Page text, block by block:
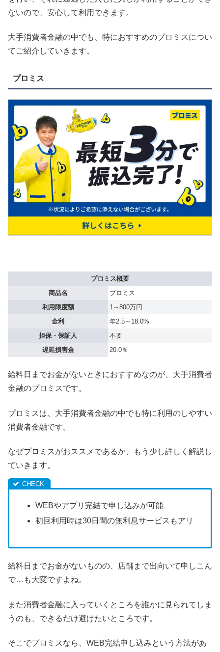
ないので、安心して利用できます。
大手消費者金融の中でも、特におすすめのプロミスについ
てご紹介していきます。
プロミス
プロミス概要
商品名
プロミス
利用限度額
1～800万円
金利
年2.5～18.0%
担保・保証人
不要
遅延損害金
20.0％
給料日までお金がないときにおすすめなのが、大手消費者
金融のプロミスです。
プロミスは、大手消費者金融の中でも特に利用のしやすい
消費者金融です。
なぜプロミスがおススメであるか、もう少し詳しく解説し
ていきます。
WEBやアプリ完結で申し込みが可能
初回利用時は30日間の無利息サービスもアリ
給料日までお金がないものの、店舗まで出向いて申しこん
で…も大変ですよね。
また消費者金融に入っていくところを誰かに見られてしま
うのも、できるだけ避けたいところです。
そこでプロミスなら、WEB完結申し込みという方法があ